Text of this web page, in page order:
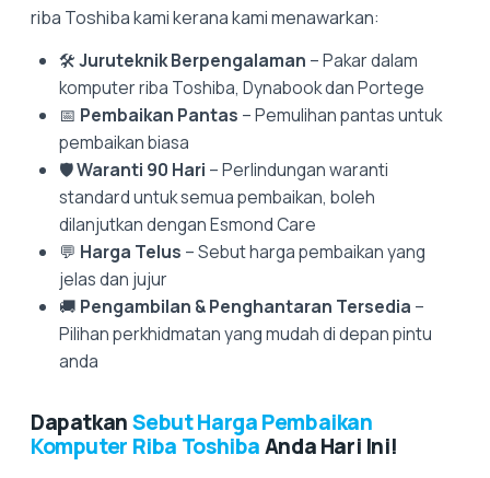
riba Toshiba kami kerana kami menawarkan:
🛠️Juruteknik Berpengalaman – Pakar dalam
komputer riba Toshiba, Dynabook dan Portege
📅 Pembaikan Pantas – Pemulihan pantas untuk
pembaikan biasa
🛡️Waranti 90 Hari – Perlindungan waranti
standard untuk semua pembaikan, boleh
dilanjutkan dengan Esmond Care
💬 Harga Telus – Sebut harga pembaikan yang
jelas dan jujur
🚚 Pengambilan & Penghantaran Tersedia –
Pilihan perkhidmatan yang mudah di depan pintu
anda
DapatkanSebut Harga Pembaikan
Komputer Riba ToshibaAnda Hari Ini!